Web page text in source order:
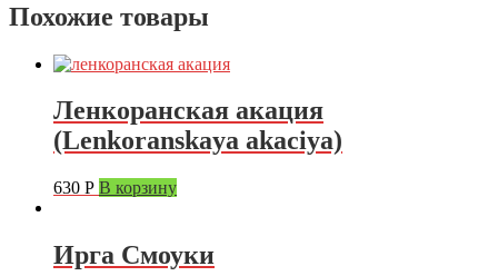
Похожие товары
Ленкоранская акация
(Lenkoranskaya akaciya)
630 Р В корзину
Ирга Смоуки